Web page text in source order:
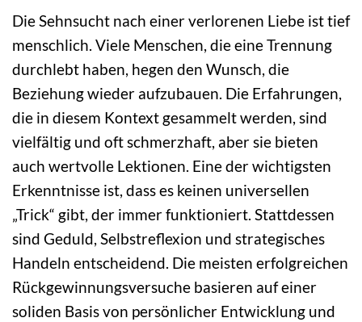
Die Sehnsucht nach einer verlorenen Liebe ist tief
menschlich. Viele Menschen, die eine Trennung
durchlebt haben, hegen den Wunsch, die
Beziehung wieder aufzubauen. Die Erfahrungen,
die in diesem Kontext gesammelt werden, sind
vielfältig und oft schmerzhaft, aber sie bieten
auch wertvolle Lektionen. Eine der wichtigsten
Erkenntnisse ist, dass es keinen universellen
„Trick“ gibt, der immer funktioniert. Stattdessen
sind Geduld, Selbstreflexion und strategisches
Handeln entscheidend. Die meisten erfolgreichen
Rückgewinnungsversuche basieren auf einer
soliden Basis von persönlicher Entwicklung und